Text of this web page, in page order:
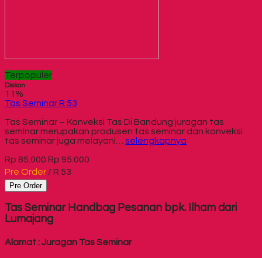
Terpopuler
Diskon
11%
Tas Seminar R 53
Tas Seminar – Konveksi Tas Di Bandung juragan tas
seminar merupakan produsen tas seminar dan konveksi
tas seminar juga melayani… selengkapnya
Rp 85.000 Rp 95.000
Pre Order / R 53
Pre Order
Tas Seminar Handbag Pesanan bpk. Ilham dari
Lumajang
Alamat : Juragan Tas Seminar